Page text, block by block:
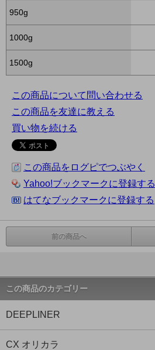
950g
1000g
1500g
この商品について問い合わせる
この商品を友達に教える
買い物を続ける
この商品をログピでつぶやく
Yahoo!ブックマークに登録する
はてなブックマークに登録する
前の商品へ
この商品のカテゴリー
DEEPLINER
CX オリカラ